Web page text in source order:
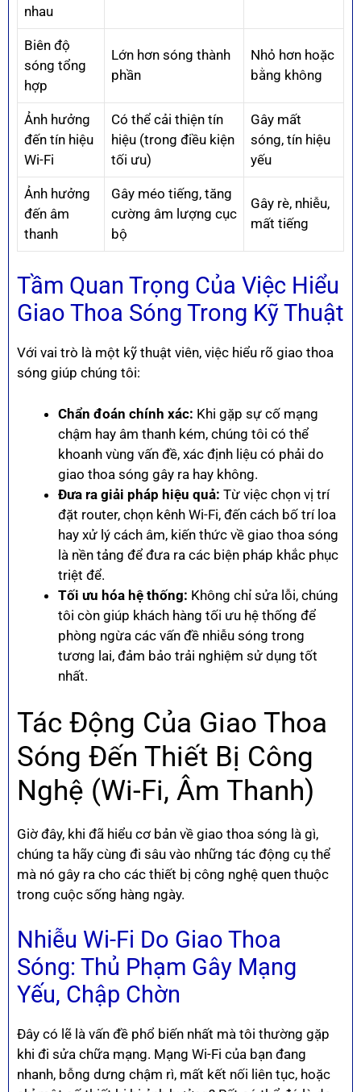
nhau
Biên độ
sóng tổng
hợp
Lớn hơn sóng thành
phần
Nhỏ hơn hoặc
bằng không
Ảnh hưởng
đến tín hiệu
Wi-Fi
Có thể cải thiện tín
hiệu (trong điều kiện
tối ưu)
Gây mất
sóng, tín hiệu
yếu
Ảnh hưởng
đến âm
thanh
Gây méo tiếng, tăng
cường âm lượng cục
bộ
Gây rè, nhiễu,
mất tiếng
Tầm Quan Trọng Của Việc Hiểu
Giao Thoa Sóng Trong Kỹ Thuật
Với vai trò là một kỹ thuật viên, việc hiểu rõ giao thoa
sóng giúp chúng tôi:
Chẩn đoán chính xác: Khi gặp sự cố mạng
chậm hay âm thanh kém, chúng tôi có thể
khoanh vùng vấn đề, xác định liệu có phải do
giao thoa sóng gây ra hay không.
Đưa ra giải pháp hiệu quả: Từ việc chọn vị trí
đặt router, chọn kênh Wi-Fi, đến cách bố trí loa
hay xử lý cách âm, kiến thức về giao thoa sóng
là nền tảng để đưa ra các biện pháp khắc phục
triệt để.
Tối ưu hóa hệ thống: Không chỉ sửa lỗi, chúng
tôi còn giúp khách hàng tối ưu hệ thống để
phòng ngừa các vấn đề nhiễu sóng trong
tương lai, đảm bảo trải nghiệm sử dụng tốt
nhất.
Tác Động Của Giao Thoa
Sóng Đến Thiết Bị Công
Nghệ (Wi-Fi, Âm Thanh)
Giờ đây, khi đã hiểu cơ bản về giao thoa sóng là gì,
chúng ta hãy cùng đi sâu vào những tác động cụ thể
mà nó gây ra cho các thiết bị công nghệ quen thuộc
trong cuộc sống hàng ngày.
Nhiễu Wi-Fi Do Giao Thoa
Sóng: Thủ Phạm Gây Mạng
Yếu, Chập Chờn
Đây có lẽ là vấn đề phổ biến nhất mà tôi thường gặp
khi đi sửa chữa mạng. Mạng Wi-Fi của bạn đang
nhanh, bỗng dưng chậm rì, mất kết nối liên tục, hoặc